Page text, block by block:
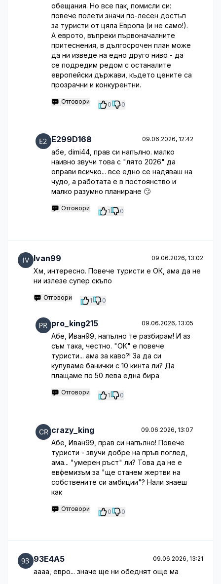
обещания. Но все пак, помисли си:
повече полети значи по-лесен достъп
за туристи от цяла Европа (и не само!).
А еврото, въпреки първоначалните
притеснения, в дългосрочен план може
да ни изведе на едно друго ниво - да
се подредим редом с останалите
европейски държави, където цените са
прозрачни и конкурентни.
Отговори 0 0
E299D168 09.06.2026, 12:42
абе, dimi44, прав си напълно. малко
наивно звучи това с "лято 2026" да
оправи всичко... все едно се надяваш на
чудо, а работата е в постоянство и
малко разумно планиране 🙄
Отговори 1 0
Ivan99 09.06.2026, 13:02
Хм, интересно. Повече туристи е ОК, ама да не
ни излезе супер скъпо
Отговори 1 0
pro_king215 09.06.2026, 13:05
Абе, Иван99, напълно те разбирам! И аз
съм така, честно. "ОК" е повече
туристи... ама за каво?! За да си
купуваме банички с 10 кинта ли? Да
плащаме по 50 лева една бира
Отговори 1 0
crazy_king 09.06.2026, 13:07
Абе, Иван99, прав си напълно! Повече
туристи - звучи добре на пръв поглед,
ама... "умерен ръст" ли? Това да не е
евфемизъм за "ще станем жертви на
собствените си амбиции"? Нали знаеш
как
Отговори 0 0
93E4A5 09.06.2026, 13:21
аааа, евро... значе ще ни обеднят още ма